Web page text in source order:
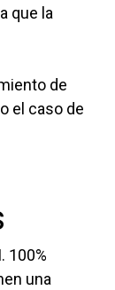
que la
de
el caso de
100%
una